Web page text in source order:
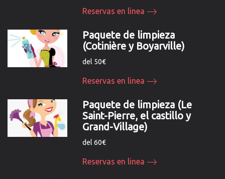
Reservas en linea
Paquete de limpieza
(Cotinière y Boyarville)
del 50€
Reservas en linea
Paquete de limpieza (Le
Saint-Pierre, el castillo y
Grand-Village)
del 60€
Reservas en linea